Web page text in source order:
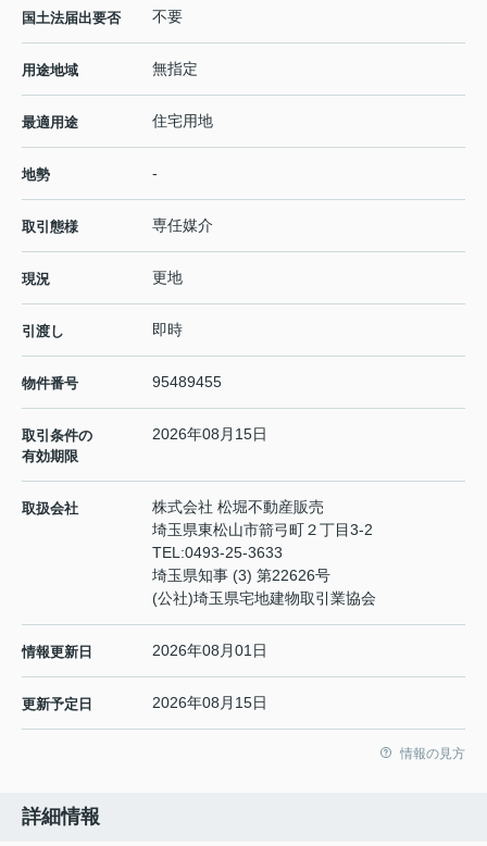
国土法届出要否 不要
用途地域 無指定
最適用途 住宅用地
地勢 -
取引態様 専任媒介
現況 更地
引渡し 即時
物件番号 95489455
取引条件の
有効期限
2026年08月15日
取扱会社
株式会社 松堀不動産販売
埼玉県東松山市箭弓町２丁目3-2
TEL:0493-25-3633
埼玉県知事 (3) 第22626号
(公社)埼玉県宅地建物取引業協会
情報更新日 2026年08月01日
更新予定日 2026年08月15日
情報の見方
詳細情報